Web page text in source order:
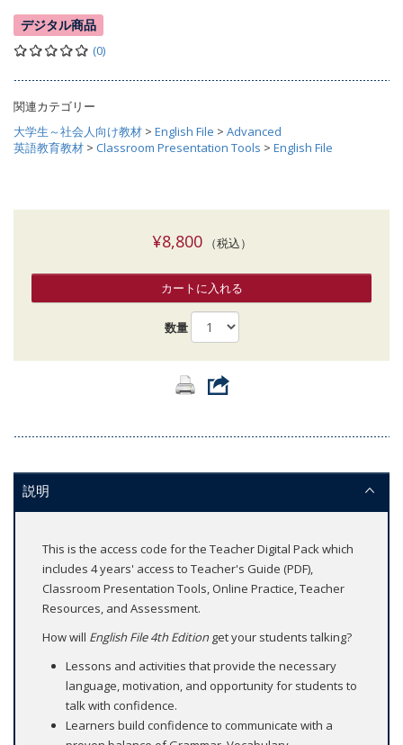
デジタル商品
(0)
関連カテゴリー
大学生～社会人向け教材 > English File > Advanced
英語教育教材 > Classroom Presentation Tools > English File
¥8,800（税込）
カートに入れる
数量
説明
This is the access code for the Teacher Digital Pack which
includes 4 years' access to Teacher's Guide (PDF),
Classroom Presentation Tools, Online Practice, Teacher
Resources, and Assessment.
How will English File 4th Editionget your students talking?
Lessons and activities that provide the necessary
language, motivation, and opportunity for students to
talk with confidence.
Learners build confidence to communicate with a